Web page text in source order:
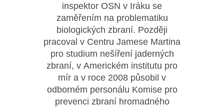
inspektor OSN v Iráku se
zaměřením na problematiku
biologických zbraní. Později
pracoval v Centru Jamese Martina
pro studium nešíření jaderných
zbraní, v Americkém institutu pro
mír a v roce 2008 působil v
odborném personálu Komise pro
prevenci zbraní hromadného